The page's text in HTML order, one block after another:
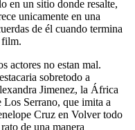
en un sitio donde resalte,
unicamente en una
de él cuando termina
actores no estan mal.
sobretodo a
Jimenez, la África
Los Serrano, que imita a
Cruz en Volver todo
de una manera